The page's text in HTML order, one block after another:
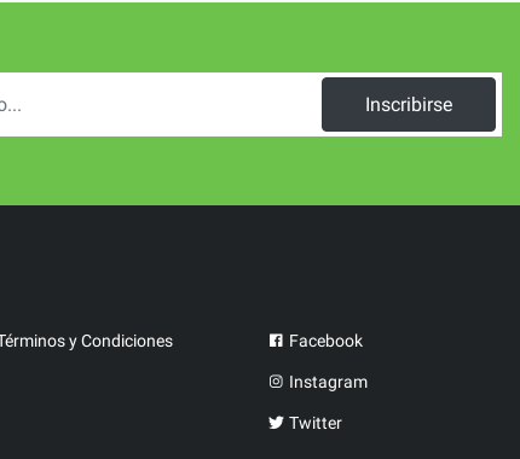
Inscribirse
y Condiciones Facebook
Instagram
Twitter